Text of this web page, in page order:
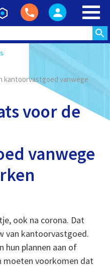
kantoorvastgoed vanwege
voor de
vanwege
ook na corona. Dat
van kantoorvastgoed.
hun plannen aan of
moeten voorkomen dat